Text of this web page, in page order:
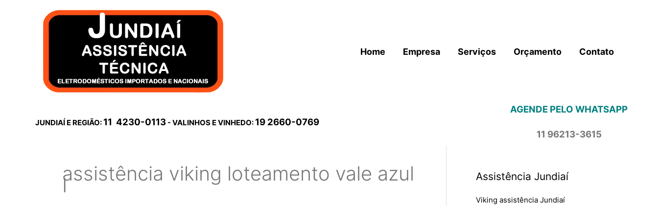
Home Empresa Serviços Orçamento Contato
JUNDIAÍ E REGIÃO: 11 4230-0113 - VALINHOS E VINHEDO: 19 2660-0769
AGENDE PELO WHATSAPP
11 96213-3615
assistência viking loteamento vale azul
I Assistência Jundiaí
Viking assistência Jundiaí